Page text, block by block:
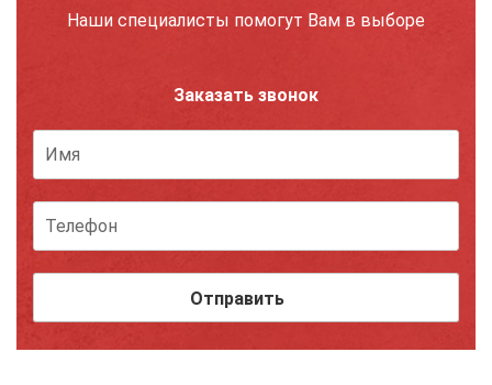
Наши специалисты помогут Вам в выборе
Заказать звонок